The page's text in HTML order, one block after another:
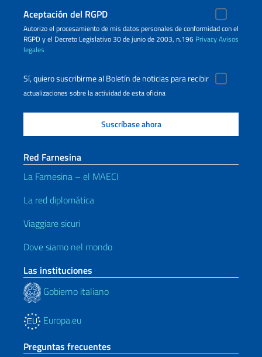
Aceptación del RGPD
Autorizo ​​el procesamiento de mis datos personales de conformidad con el
RGPD y el Decreto Legislativo 30 de junio de 2003, n.196 PrivacyAvisos
legales
Sí, quiero suscribirme al Boletín de noticias para recibir
actualizaciones sobre la actividad de esta oficina
Red Farnesina
La Farnesina – el MAECI
La red diplomática
Viaggiare sicuri
Dove siamo nel mondo
Las instituciones
Gobierno italiano
Europa.eu
Preguntas frecuentes